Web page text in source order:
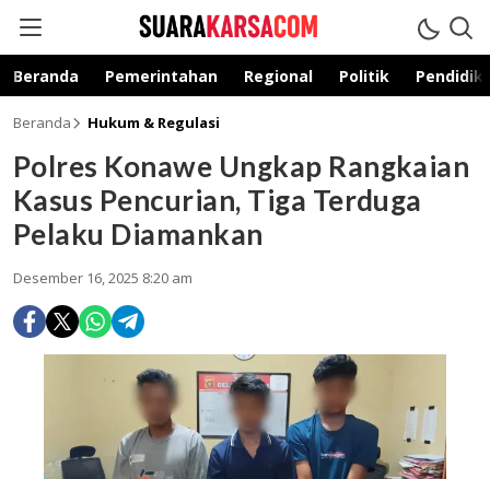
suarakarsa.com
Informasi terpercaya
Beranda Pemerintahan Regional Politik
Beranda Hukum & Regulasi
Polres Konawe Ungkap Rangkaian
Kasus Pencurian, Tiga Terduga
Pelaku Diamankan
Desember 16, 2025 8:20 am